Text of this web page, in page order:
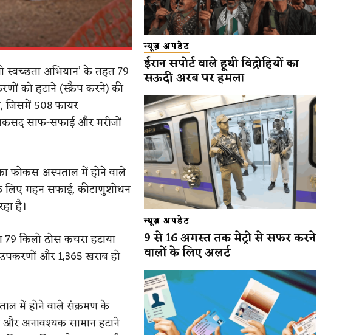
स्वच्छता अभियान’ के तहत 79
को हटाने (स्क्रैप करने) की
जिसमें 508 फायर
साफ-सफाई और मरीजों
फोकस अस्पताल में होने वाले
गहन सफाई, कीटाणुशोधन
है।
किलो ठोस कचरा हटाया
और 1,365 खराब हो
में होने वाले संक्रमण के
अनावश्यक सामान हटाने
न्यूज़ अपडेट
ईरान सपोर्ट वाले हूथी विद्रोहियों का
सऊदी अरब पर हमला
न्यूज़ अपडेट
9 से 16 अगस्त तक मेट्रो से सफर करने
वालों के लिए अलर्ट